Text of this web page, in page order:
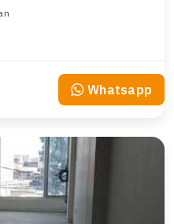
Whatsapp